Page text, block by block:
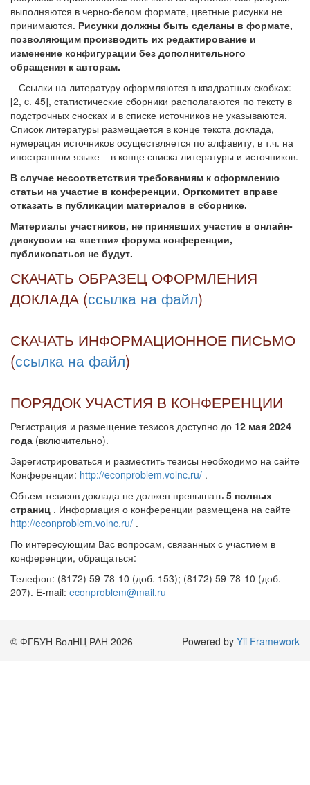
выполняются в черно-белом формате, цветные рисунки не
принимаются. Рисунки должны быть сделаны в формате,
позволяющим производить их редактирование и
изменение конфигурации без дополнительного
обращения к авторам.
– Ссылки на литературу оформляются в квадратных скобках:
[2, c. 45], статистические сборники располагаются по тексту в
подстрочных сносках и в списке источников не указываются.
Список литературы размещается в конце текста доклада,
нумерация источников осуществляется по алфавиту, в т.ч. на
иностранном языке – в конце списка литературы и источников.
В случае несоответствия требованиям к оформлению
статьи на участие в конференции, Оргкомитет вправе
отказать в публикации материалов в сборнике.
Материалы участников, не принявших участие в онлайн-
дискуссии на «ветви» форума конференции,
публиковаться не будут.
СКАЧАТЬ ОБРАЗЕЦ ОФОРМЛЕНИЯ
ДОКЛАДА (ссылка на файл)
СКАЧАТЬ ИНФОРМАЦИОННОЕ ПИСЬМО
(ссылка на файл)
ПОРЯДОК УЧАСТИЯ В КОНФЕРЕНЦИИ
Регистрация и размещение тезисов доступно до 12 мая 2024
года (включительно).
Зарегистрироваться и разместить тезисы необходимо на сайте
Конференции: http://econproblem.volnc.ru/ .
Объем тезисов доклада не должен превышать 5 полных
страниц . Информация о конференции размещена на сайте
http://econproblem.volnc.ru/ .
По интересующим Вас вопросам, связанных с участием в
конференции, обращаться:
Телефон: (8172) 59-78-10 (доб. 153); (8172) 59-78-10 (доб.
207). E-mail: econproblem@mail.ru
© ФГБУН ВолНЦ РАН 2026 Powered by Yii Framework